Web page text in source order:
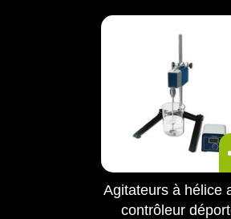
Agitateurs à hélice
contrôleur